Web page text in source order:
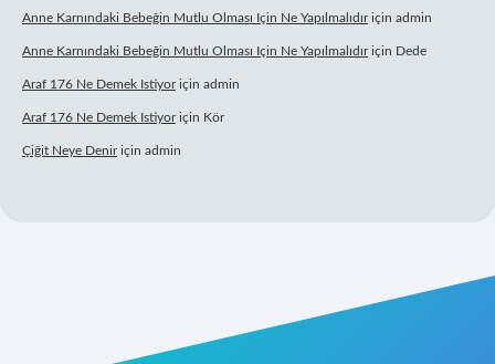
Anne Karnındaki Bebeğin Mutlu Olması Için Ne Yapılmalıdıriçin admin
Anne Karnındaki Bebeğin Mutlu Olması Için Ne Yapılmalıdıriçin Dede
Araf 176 Ne Demek Istiyoriçin admin
Araf 176 Ne Demek Istiyoriçin Kör
Çiğit Neye Deniriçin admin